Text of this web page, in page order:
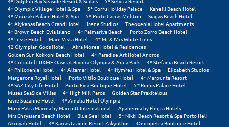
Νάξος
Νάουσα
Ναυπακτία
Ναύπλιο
Νέα Μάκρη
Νέα Στύρα Εύβοιας
4* Olympic Village Hotel & Spa
5* Corfu Holiday Palace
Kanelli Beach Hotel
4* Mouzaki Palace Hotel & Spa
5* Porto Carras Meliton
Siagas Beach Hotel
4* Alykanas Beach Grand Hotel
Irene Studios
Theoxenia Hotel Apartments
4* Brown Beach Evia Island
4* Palmariva Beach
Porto Zorro Beach Hotel
4* Lesse Hotel
Mare Vista Hotel
4* Mr & Mrs White Tinos
12 Olympian Gods Hotel
Akra Morea Hotel & Residences
Golden Sun Kokkoni Beach Hotel
4* Paradise Art Hotel Andros
4* Grecotel LUXME Oasis at Riviera Olympia & Aqua Park
4* Stefania Beach Resort
4* Philoxenia Hotel
4* Altamar Hotel 4* Nymfes Hotel & Spa
Elizabeth Studios
Margarona Royal Hotel
Porto Vitilo Boutique Hotel
4* Marpunta Resort
4* SAZ City Life Hotel
Porto Evia Boutique Hotel
5* Rodos Palace Hotel
Muses SeaSide Villas
4* High Mill Paros
Golden Star Praxitelous
Favie Suzanne Hotel
4* Amalia Hotel Olympia
Moxy Patra Marina by Marriott International
Apanemia by Flegra Hotels
Mrs Chryssana Beach Hotel
Blue Sea Hotel
5* Nikki Beach Resort & Spa Porto Heli
Akroyali Hotel
4* Karras Grande Resort Zakynthos
Oniropetra Boutique Hotel